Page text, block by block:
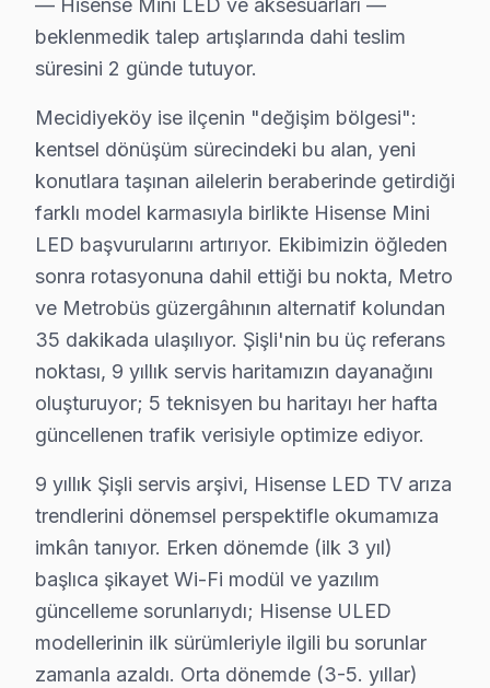
Mecidiyeköy'de Hisense TV Servisi
Mecidiyeköy Mahallesi’nde Hisense televizyon tamiri
Meşrutiyet'de Hisense TV Servisi
Meşrutiyet Mahallesi’nde Hisense televizyon
Nişantaşı'nda Hisense TV Servisi
Nişantaşı Mahallesi’nde Hisense televizyon bakımı
Osmanbey'de Hisense TV Servisi
Osmanbey Mahallesi’nde Hisense televizyonunuzda
Paşa'da Hisense TV Servisi
Paşa Mahallesi’nde Hisense TV tamiri için yerel
Teşvikiye'de Hisense TV Servisi
Teşvikiye, genellikle orta ve üst gelir grubuna sahip
Yayla'da Hisense TV Servisi
Yayla, sakin ve huzurlu bir yaşam sunan bir mahalle
Hisense Tamir vs Yenileme: Kuşağa Göre
— Hisense Mini LED ve aksesuarları —
beklenmedik talep artışlarında dahi teslim
süresini 2 günde tutuyor.
Mecidiyeköy ise ilçenin "değişim bölgesi":
kentsel dönüşüm sürecindeki bu alan, yeni
konutlara taşınan ailelerin beraberinde getirdiği
farklı model karmasıyla birlikte Hisense Mini
LED başvurularını artırıyor. Ekibimizin öğleden
sonra rotasyonuna dahil ettiği bu nokta, Metro
ve Metrobüs güzergâhının alternatif kolundan
35 dakikada ulaşılıyor. Şişli'nin bu üç referans
noktası, 9 yıllık servis haritamızın dayanağını
oluşturuyor; 5 teknisyen bu haritayı her hafta
güncellenen trafik verisiyle optimize ediyor.
9 yıllık Şişli servis arşivi, Hisense LED TV arıza
trendlerini dönemsel perspektifle okumamıza
imkân tanıyor. Erken dönemde (ilk 3 yıl)
başlıca şikayet Wi-Fi modül ve yazılım
güncelleme sorunlarıydı; Hisense ULED
modellerinin ilk sürümleriyle ilgili bu sorunlar
zamanla azaldı. Orta dönemde (3-5. yıllar)